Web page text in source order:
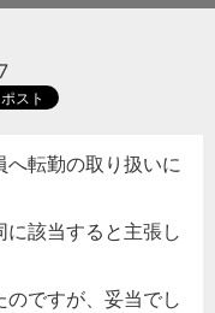
転勤の取り扱いに
該当すると主張し
ですが、妥当でし